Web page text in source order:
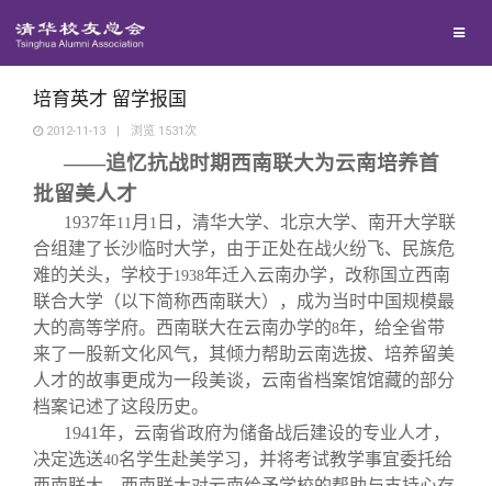
西南联大校友会
义工计划
新媒体平台
青春风采
校友文苑
校友讲坛
校友视界
校友服务
终身学习
校友总会
培育英才 留学报国
2012-11-13 | 浏览 1531 次
——追忆抗战时期西南联大为云南培养首
批留美人才
1937年11 月 1 日，清华大学、北京大学、南开大学联
合组建了长沙临时大学，由于正处在战火纷飞、民族危
难的关头，学校于1938年迁入云南办学，改称国立西南
联合大学（以下简称西南联大），成为当时中国规模最
大的高等学府。西南联大在云南办学的8年，给全省带
来了一股新文化风气，其倾力帮助云南选拔、培养留美
人才的故事更成为一段美谈，云南省档案馆馆藏的部分
档案记述了这段历史。
1941年，云南省政府为储备战后建设的专业人才，
决定选送40名学生赴美学习，并将考试教学事宜委托给